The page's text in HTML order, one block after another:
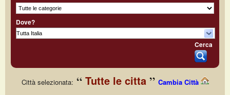
Dove?
Cerca
Città selezionata: Tutte le citta Cambia Città